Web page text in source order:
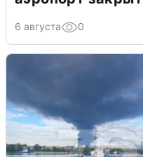
6 августа 0